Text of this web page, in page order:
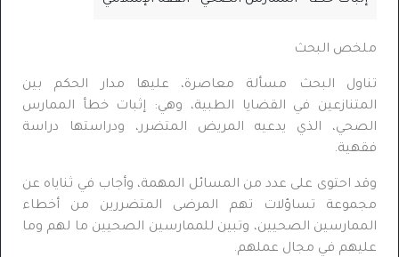
ملخص البحث
تناول البحث مسألة معاصرة، عليها مدار الحكم بين
المتنازعين في القضايا الطبية، وهي: إثبات خطأ الممارس
الصحي، الذي يدعيه المريض المتضرر، ودراستها دراسة
فقهية.
وقد احتوى على عدد من المسائل المهمة، وأجاب في ثناياه عن
مجموعة تساؤلات تهم المرضى المتضررين من أخطاء
الممارسين الصحيين، وتبين للممارسين الصحيين ما لهم وما
عليهم في مجال عملهم.